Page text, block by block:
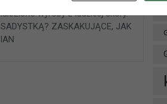
wyroby z ludzkiej skóry.
ZASKAKUJĄCE, JAK